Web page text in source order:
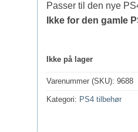
Passer til den nye
Ikke for den gamle
Ikke på lager
Varenummer (SKU): 9688
Kategori: PS4 tilbehør